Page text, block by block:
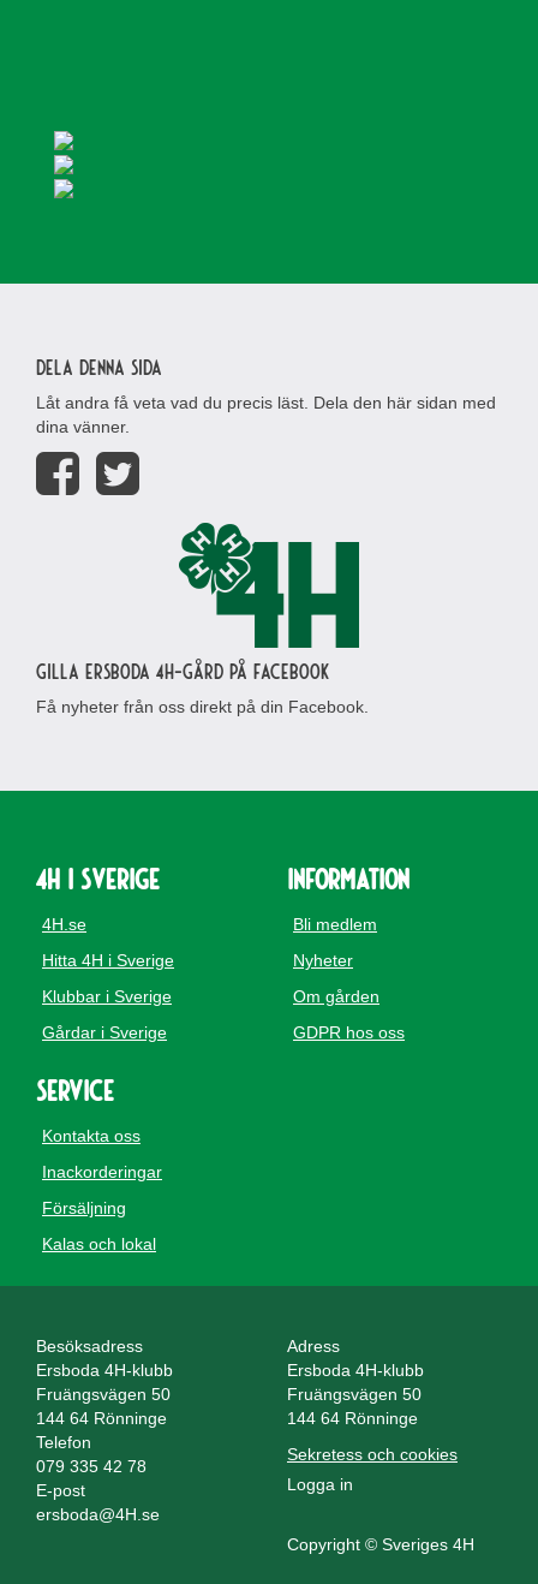
Dela denna sida
Låt andra få veta vad du precis läst. Dela den här sidan med
dina vänner.
Gilla Ersboda 4H-gård på Facebook
Få nyheter från oss direkt på din Facebook.
4H i Sverige
4H.se
Hitta 4H i Sverige
Klubbar i Sverige
Gårdar i Sverige
Information
Bli medlem
Nyheter
Om gården
GDPR hos oss
Service
Kontakta oss
Inackorderingar
Försäljning
Kalas och lokal
Besöksadress
Ersboda 4H-klubb
Fruängsvägen 50
144 64 Rönninge
Adress
Ersboda 4H-klubb
Fruängsvägen 50
144 64 Rönninge
Telefon
079 335 42 78
E-post
ersboda@4H.se
Sekretess och cookies
Logga in
Copyright © Sveriges 4H